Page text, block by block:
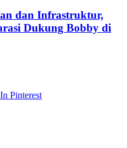
dan Infrastruktur,
Dukung Bobby di
Pinterest